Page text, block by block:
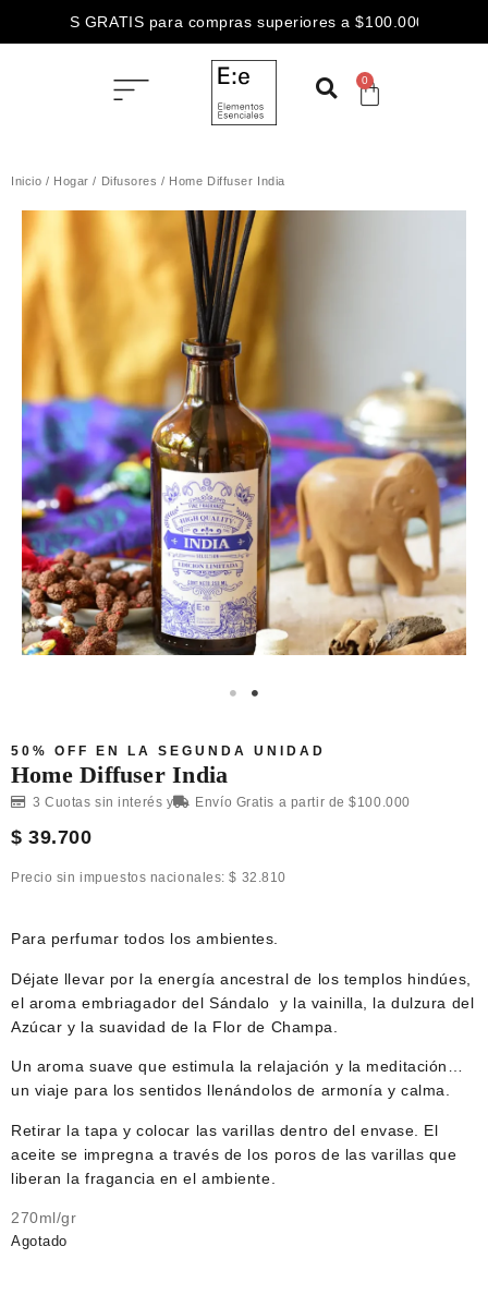
ENVÍOS GRATIS para compras superiores a $100.000
3 CUOTAS SIN INTERÉS abonando con
ENVÍOS GRATIS para compras superiores a $100.000
0
Inicio / Hogar / Difusores / Home Diffuser India
50% OFF EN LA SEGUNDA UNIDAD
Home Diffuser India
3 Cuotas sin interés y Envío Gratis a partir de $100.000
$ 39.700
Precio sin impuestos nacionales:$ 32.810
Para perfumar todos los ambientes.
Déjate llevar por la energía ancestral de los templos hindúes,
el aroma embriagador del Sándalo y la vainilla, la dulzura del
Azúcar y la suavidad de la Flor de Champa.
Un aroma suave que estimula la relajación y la meditación…
un viaje para los sentidos llenándolos de armonía y calma.
Retirar la tapa y colocar las varillas dentro del envase. El
aceite se impregna a través de los poros de las varillas que
liberan la fragancia en el ambiente.
270ml/gr
Agotado